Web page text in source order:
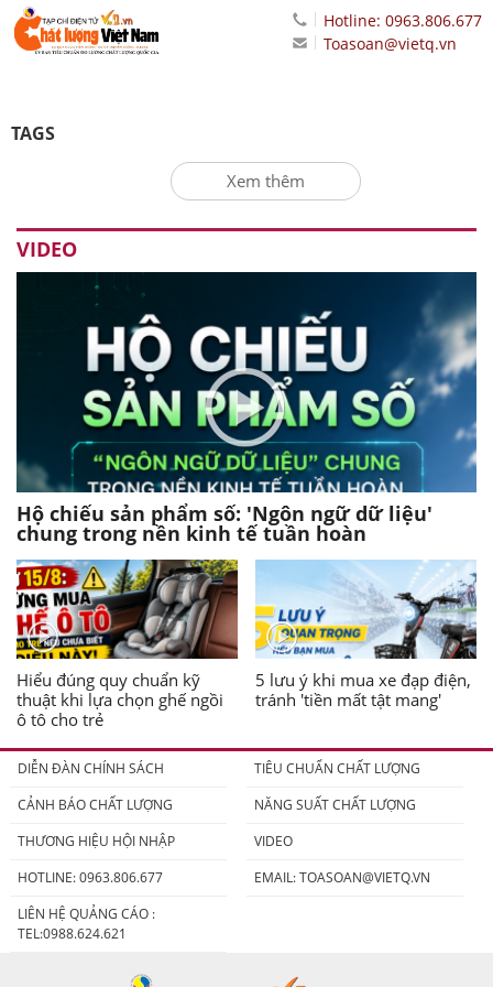
Hotline: 0963.806.677
Toasoan@vietq.vn
TAGS
Xem thêm
VIDEO
Hộ chiếu sản phẩm số: 'Ngôn ngữ dữ liệu'
chung trong nền kinh tế tuần hoàn
Hiểu đúng quy chuẩn kỹ
thuật khi lựa chọn ghế ngồi
ô tô cho trẻ
5 lưu ý khi mua xe đạp điện,
tránh 'tiền mất tật mang'
DIỄN ĐÀN CHÍNH SÁCH
TIÊU CHUẨN CHẤT LƯỢNG
CẢNH BÁO CHẤT LƯỢNG
NĂNG SUẤT CHẤT LƯỢNG
THƯƠNG HIỆU HỘI NHẬP
VIDEO
HOTLINE: 0963.806.677
EMAIL:TOASOAN@VIETQ.VN
LIÊN HỆ QUẢNG CÁO :
TEL:0988.624.621